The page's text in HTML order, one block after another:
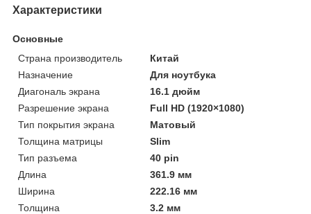
Характеристики
Основные
Страна производитель
Китай
Назначение
Для ноутбука
Диагональ экрана
16.1 дюйм
Разрешение экрана
Full HD (1920×1080)
Тип покрытия экрана
Матовый
Толщина матрицы
Slim
Тип разъема
40 pin
Длина
361.9 мм
Ширина
222.16 мм
Толщина
3.2 мм